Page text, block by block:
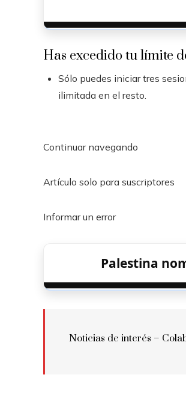
Has excedido tu límite
Sólo puedes iniciar tres
ilimitada en el resto.
Continuar navegando
Artículo solo para suscriptores
Informar un error
Palestina
Noticias de interés –